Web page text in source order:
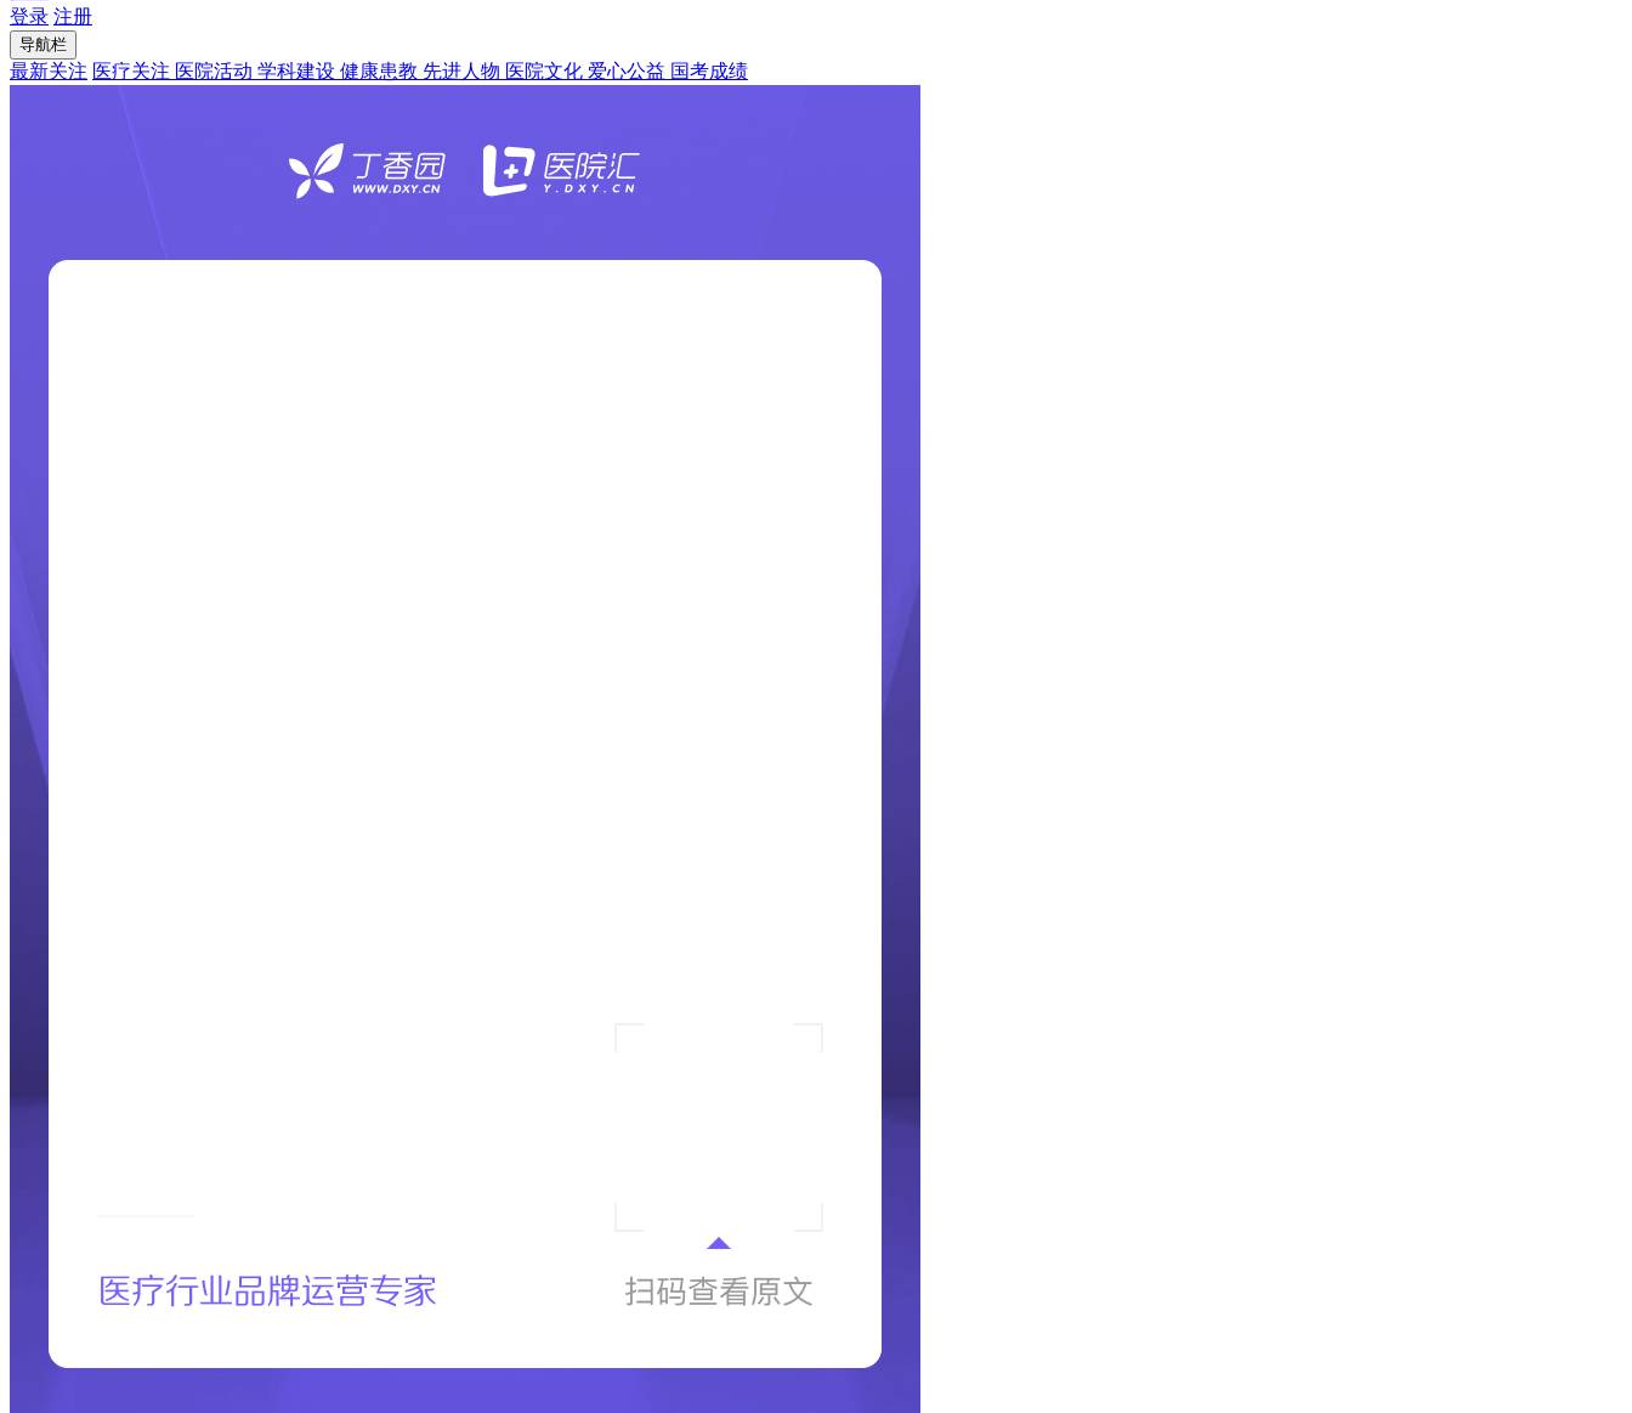
登录 注册
导航栏
最新关注 医疗关注 医院活动 学科建设 健康患教 先进人物 医院文化 爱心公益 国考成绩